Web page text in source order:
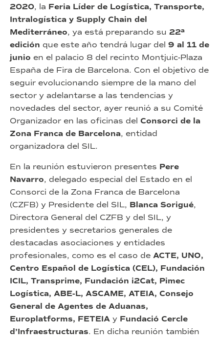
2020, la Feria Líder de Logística, Transporte,
Intralogística y Supply Chain del
Mediterráneo, ya está preparando su 22ª
edición que este año tendrá lugar del 9 al 11 de
junio en el palacio 8 del recinto Montjuic-Plaza
España de Fira de Barcelona. Con el objetivo de
seguir evolucionando siempre de la mano del
sector y adelantarse a las tendencias y
novedades del sector, ayer reunió a su Comité
Organizador en las oficinas del Consorci de la
Zona Franca de Barcelona, entidad
organizadora del SIL.
En la reunión estuvieron presentes Pere
Navarro, delegado especial del Estado en el
Consorci de la Zona Franca de Barcelona
(CZFB) y Presidente del SIL, Blanca Sorigué,
Directora General del CZFB y del SIL, y
presidentes y secretarios generales de
destacadas asociaciones y entidades
profesionales, como es el caso de ACTE, UNO,
Centro Español de Logística (CEL), Fundación
ICIL, Transprime, Fundación i2Cat, Pimec
Logística, ABE-L, ASCAME, ATEIA, Consejo
General de Agentes de Aduanas,
Europlatforms, FETEIA y Fundació Cercle
d’Infraestructuras. En dicha reunión también